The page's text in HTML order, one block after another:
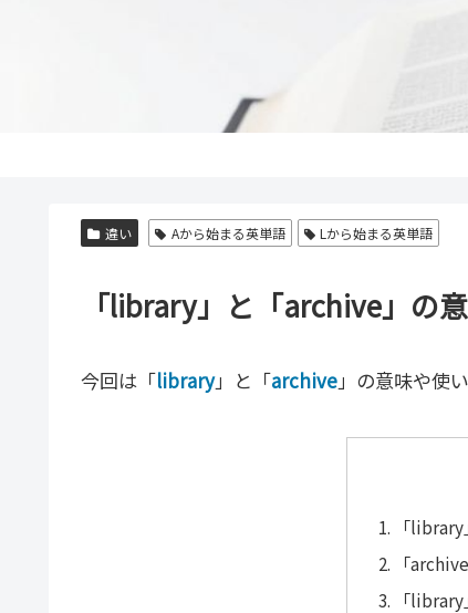
違い Aから始まる英単語 Lから始まる英単語
「library」と「archive」の
今回は「library」と「archive」の意味や使
「
「
「